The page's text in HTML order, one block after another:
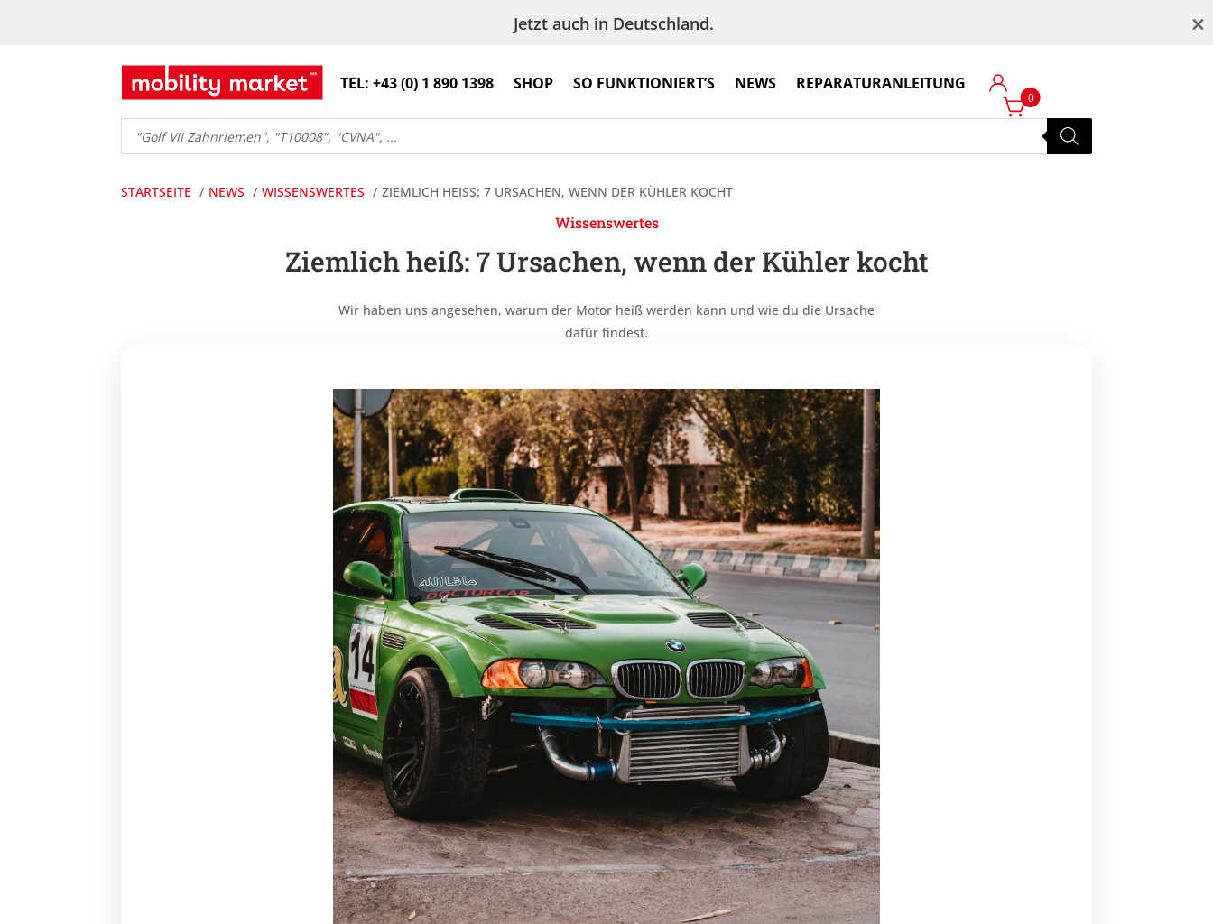
Jetzt auch in Deutschland. M
TEL: +43 (0) 1 890 1398 SHOP SO FUNKTIONIERT’S NEWS REPARATURANLEITUNG Login
0
Products
search
STARTSEITE NEWS WISSENSWERTES ZIEMLICH HEISS: 7 URSACHEN, WENN DER KÜHLER KOCHT
Wissenswertes
Ziemlich heiß: 7 Ursachen, wenn der Kühler kocht
Wir haben uns angesehen, warum der Motor heiß werden kann und wie du die Ursache
dafür findest.